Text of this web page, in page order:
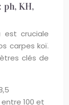
ph, KH,
est cruciale
carpes koï.
clés de
100 et